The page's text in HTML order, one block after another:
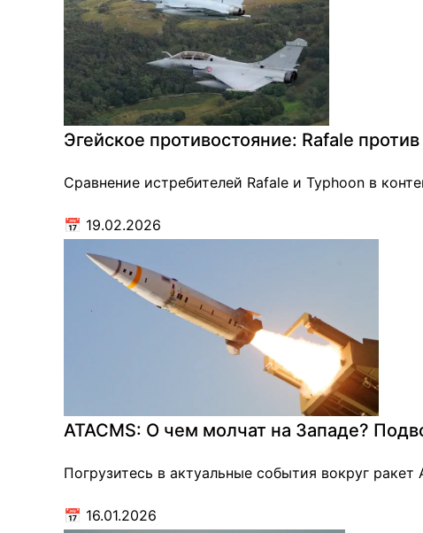
Эгейское противостояние: Rafale
Сравнение истребителей Rafale и Typhoon в
📅 19.02.2026
ATACMS: О чем молчат на Западе?
Погрузитесь в актуальные события вокруг
📅 16.01.2026